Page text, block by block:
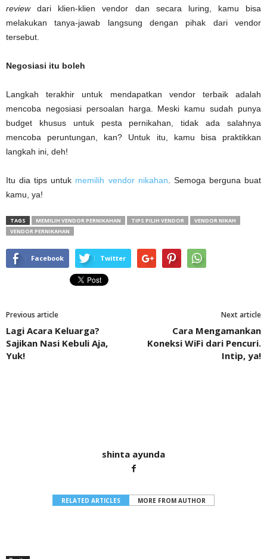
reviewdari klien-klien vendor dan secara luring, kamu bisa
melakukan tanya-jawab langsung dengan pihak dari vendor
tersebut.
Negosiasi itu boleh
Langkah terakhir untuk mendapatkan vendor terbaik adalah
mencoba negosiasi persoalan harga. Meski kamu sudah punya
budget khusus untuk pesta pernikahan, tidak ada salahnya
mencoba peruntungan, kan? Untuk itu, kamu bisa praktikkan
langkah ini, deh!
Itu dia tips untuk memilih vendor nikahan. Semoga berguna buat
kamu, ya!
TAGS MEMILIH VENDOR PERNIKAHAN TIPS PILIH VENDOR
VENDOR NIKAH
VENDOR PERNIKAHAN
Facebook Twitter
Previous article
Lagi Acara Keluarga?
Sajikan Nasi Kebuli Aja,
Yuk!
Next article
Cara Mengamankan
Koneksi WiFi dari Pencuri.
Intip, ya!
shinta ayunda
RELATED ARTICLES MORE FROM AUTHOR